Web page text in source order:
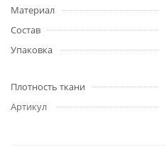
Материал
Состав
Упаковка
Плотность ткани
Артикул